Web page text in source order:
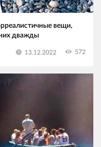
вещи,
них дважды
13.12.2022 572